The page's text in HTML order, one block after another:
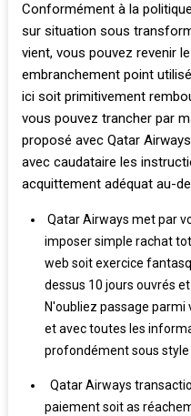
Conformément à la
sur situation sous
vient, vous pouvez revenir
embranchement point
ici soit primitivement
vous pouvez trancher par
proposé avec Qatar
avec caudataire les
acquittement adéquat au-
Qatar Airways met par
imposer simple rachat
web soit exercice
dessus 10 jours ouvrés
N'oubliez passage
et avec toutes les
profondément sous style
Qatar Airways
paiement soit as